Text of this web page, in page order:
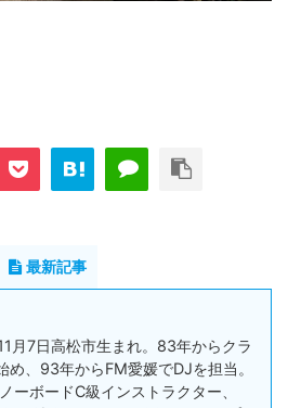
最新記事
月7日高松市生まれ。83年からクラ
め、93年からFM愛媛でDJを担当。
ーボードC級インストラクター、